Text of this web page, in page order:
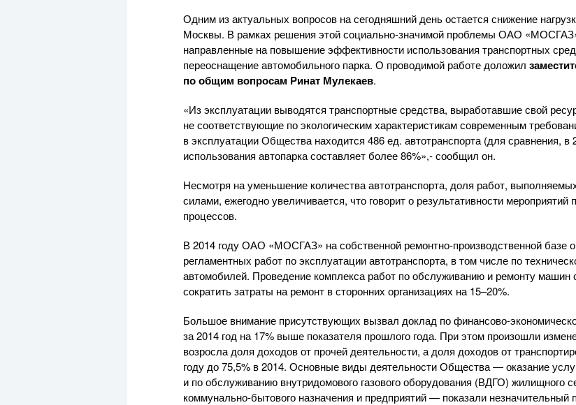
Одним из актуальных вопросов на сегодняшний день остается снижение
Москвы. В рамках решения этойсоциально-значимой проблемы ОАО
направленные на повышение эффективности использования транспортных
переоснащение автомобильного парка. О проводимой работе доложил
по общим вопросам Ринат Мулекаев.
«Из эксплуатации выводятся транспортные средства, выработавшие свой
не соответствующие по экологическим характеристикам современным
в эксплуатации Общества находится 486 ед. автотранспорта (для сравнения,
использования автопарка составляет более 86%»,- сообщил он.
Несмотря на уменьшение количества автотранспорта, доля работ,
силами, ежегодно увеличивается, что говорит о результативности
процессов.
В 2014 годуОАО «МОСГАЗ» на собственной ремонтно-производственнойбазе
регламентных работ по эксплуатации автотранспорта, в том числе по
автомобилей. Проведение комплекса работ по обслуживанию и ремонту
сократить затраты на ремонт в сторонних организациях на 15–20%.
Большое внимание присутствующих вызвал доклад пофинансово-
за 2014 год на 17% выше показателя прошлого года. При этом произошли
возросла доля доходов от прочей деятельности, а доля доходов от
году до 75,5% в 2014. Основные виды деятельности Общества — оказание
и по обслуживанию внутридомового газового оборудования (ВДГО) жилищного
коммунально-бытового назначения и предприятий — показали незначительный